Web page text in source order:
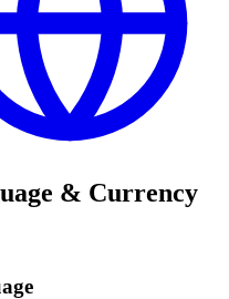
& Currency